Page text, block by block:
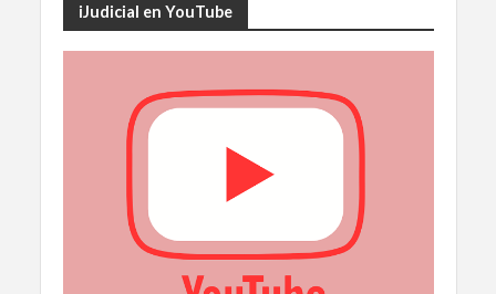
iJudicial en YouTube